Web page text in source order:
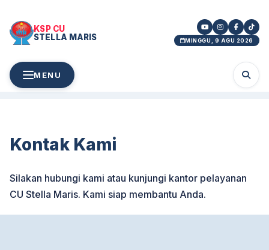
KSP CU
STELLA MARIS
MINGGU, 9 AGU 2026
MENU
Kontak Kami
Silakan hubungi kami atau kunjungi kantor pelayanan
CU Stella Maris. Kami siap membantu Anda.